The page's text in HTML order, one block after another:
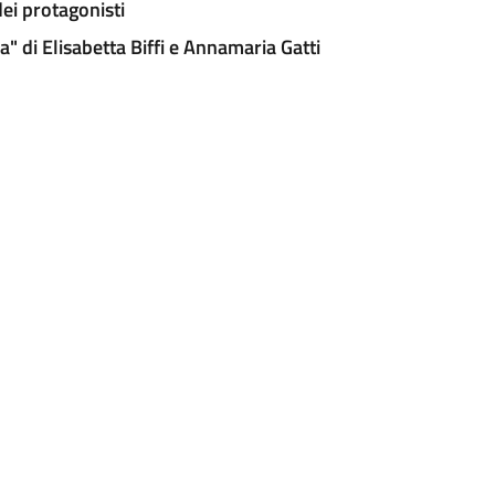
protagonisti
di Elisabetta Biffi e Annamaria Gatti